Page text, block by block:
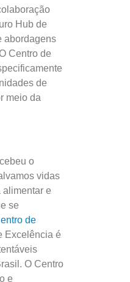
Hub de
abordagens
Centro de
de
meio da
o
vidas
alimentar e
se
de
Excelência é
O Centro
e